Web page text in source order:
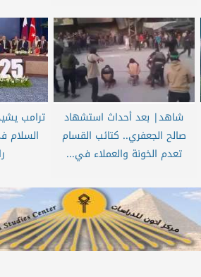
شاهد| بعد أحداث استشهاد
صالح الجعفري.. كتائب القسام
تعدم الخونة والعملاء في...
ترامب
السلام